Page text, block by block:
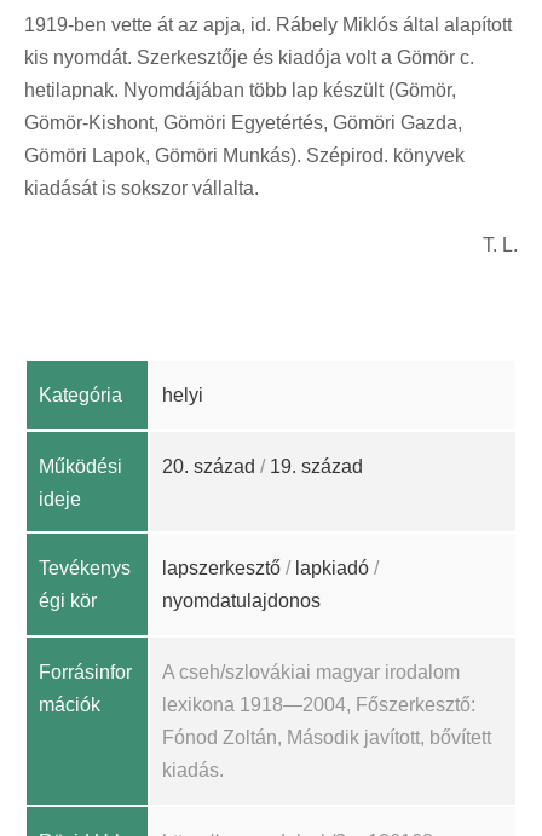
1919-ben vette át az apja, id. Rábely Miklós által alapított
kis nyomdát. Szerkesztője és kiadója volt a Gömör c.
hetilapnak. Nyomdájában több lap készült (Gömör,
Gömör-Kishont, Gömöri Egyetértés, Gömöri Gazda,
Gömöri Lapok, Gömöri Munkás). Szépirod. könyvek
kiadását is sokszor vállalta.
T. L.
Kategória helyi
Működési
ideje
20. század / 19. század
Tevékenys
égi kör
lapszerkesztő / lapkiadó /
nyomdatulajdonos
Forrásinfor
mációk
A cseh/szlovákiai magyar irodalom
lexikona 1918—2004, Főszerkesztő:
Fónod Zoltán, Második javított, bővített
kiadás.